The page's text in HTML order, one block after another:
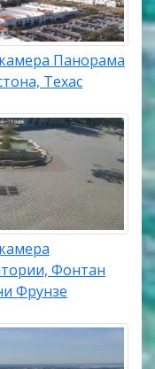
Панорама
Техас
Фонтан
Фрунзе